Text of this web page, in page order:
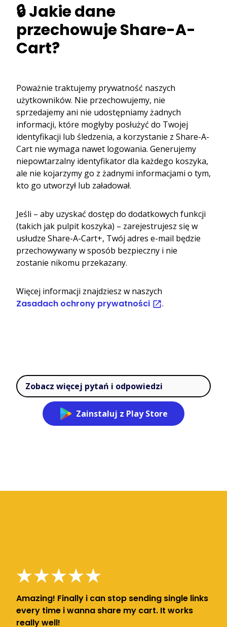
🔒 Jakie dane
przechowuje Share-A-
Cart?
Poważnie traktujemy prywatność naszych
użytkowników. Nie przechowujemy, nie
sprzedajemy ani nie udostępniamy żadnych
informacji, które mogłyby posłużyć do Twojej
identyfikacji lub śledzenia, a korzystanie z Share-A-
Cart nie wymaga nawet logowania. Generujemy
niepowtarzalny identyfikator dla każdego koszyka,
ale nie kojarzymy go z żadnymi informacjami o tym,
kto go utworzył lub załadował.
Jeśli – aby uzyskać dostęp do dodatkowych funkcji
(takich jak pulpit koszyka) – zarejestrujesz się w
usłudze Share-A-Cart+, Twój adres e-mail będzie
przechowywany w sposób bezpieczny i nie
zostanie nikomu przekazany.
Więcej informacji znajdziesz w naszych
Zasadach ochrony prywatności .
Zobacz więcej pytań i odpowiedzi
Zainstaluj z Play Store
Amazing! Finally i can stop sending single links
every time i wanna share my cart. It works
really well!